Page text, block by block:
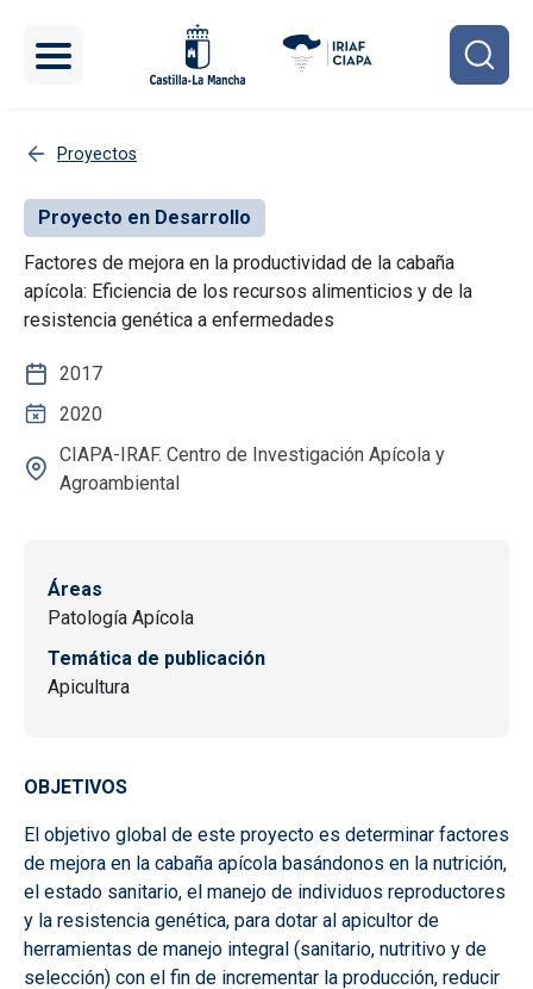
Proyectos
Proyecto en Desarrollo
Factores de mejora en la productividad de la cabaña
apícola: Eficiencia de los recursos alimenticios y de la
resistencia genética a enfermedades
2017
2020
CIAPA-IRAF. Centro de Investigación Apícola y
Agroambiental
Áreas
Patología Apícola
Temática de publicación
Apicultura
OBJETIVOS
El objetivo global de este proyecto es determinar factores
de mejora en la cabaña apícola basándonos en la nutrición,
el estado sanitario, el manejo de individuos reproductores
y la resistencia genética, para dotar al apicultor de
herramientas de manejo integral (sanitario, nutritivo y de
selección) con el fin de incrementar la producción, reducir